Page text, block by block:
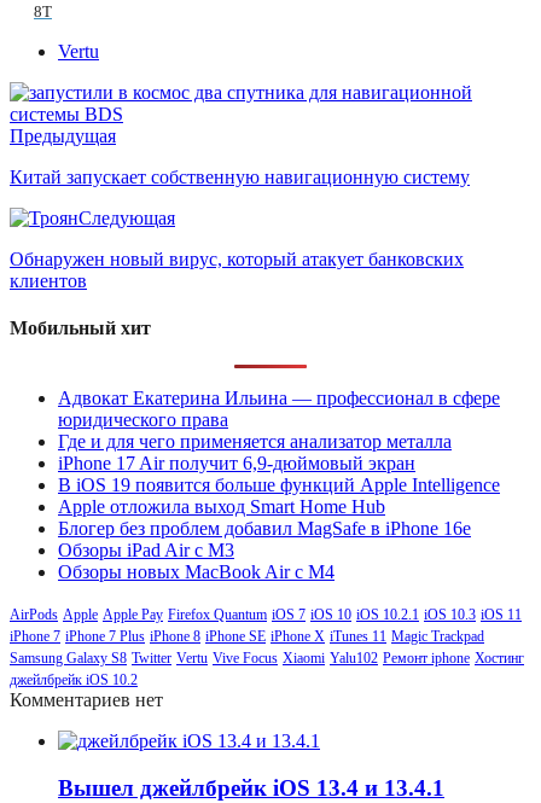
8T
Vertu
Предыдущая
Китай запускает собственную навигационную систему
Следующая
Обнаружен новый вирус, который атакует банковских
клиентов
Мобильный хит
Адвокат Екатерина Ильина — профессионал в сфере
юридического права
Где и для чего применяется анализатор металла
iPhone 17 Air получит 6,9-дюймовый экран
В iOS 19 появится больше функций Apple Intelligence
Apple отложила выход Smart Home Hub
Блогер без проблем добавил MagSafe в iPhone 16e
Обзоры iPad Air с M3
Обзоры новых MacBook Air с M4
AirPods Apple Apple Pay Firefox Quantum iOS 7 iOS 10 iOS 10.2.1 iOS 10.3 iOS 11
iPhone 7 iPhone 7 Plus iPhone 8 iPhone SE iPhone X iTunes 11 Magic Trackpad
Samsung Galaxy S8 Twitter Vertu Vive Focus Xiaomi Yalu102 Ремонт iphone Хостинг
джейлбрейк iOS 10.2
Комментариев нет
Вышел джейлбрейк iOS 13.4 и 13.4.1